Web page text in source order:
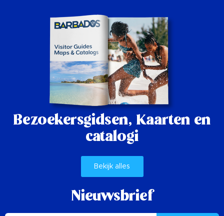
Bezoekersgidsen, Kaarten en
catalogi
Bekijk alles
Nieuwsbrief